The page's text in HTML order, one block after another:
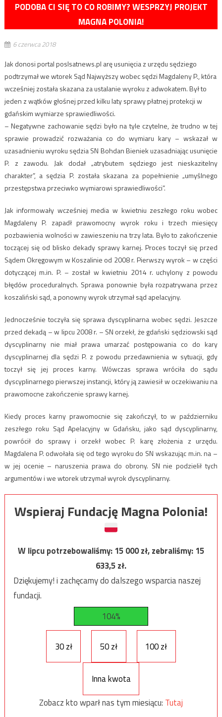
PODOBA CI SIĘ TO CO ROBIMY? WESPRZYJ PROJEKT
MAGNA POLONIA!
6 czerwca 2018
Jak donosi portal poslsatnews.pl arę usunięcia z urzędu sędziego
podtrzymał we wtorek Sąd Najwyższy wobec sędzi Magdaleny P., która
wcześniej została skazana za ustalanie wyroku z adwokatem. Był to
jeden z wątków głośnej przed kilku laty sprawy płatnej protekcji w
gdańskim wymiarze sprawiedliwości.
– Negatywne zachowanie sędzi było na tyle czytelne, że trudno w tej
sprawie prowadzić rozważania co do wymiaru kary – wskazał w
uzasadnieniu wyroku sędzia SN Bohdan Bieniek uzasadniając usunięcie
P. z zawodu. Jak dodał „atrybutem sędziego jest nieskazitelny
charakter”, a sędzia P. została skazana za popełnienie „umyślnego
przestępstwa przeciwko wymiarowi sprawiedliwości”.
Jak informowały wcześniej media w kwietniu zeszłego roku wobec
Magdaleny P. zapadł prawomocny wyrok roku i trzech miesięcy
pozbawienia wolności w zawieszeniu na trzy lata. Było to zakończenie
toczącej się od blisko dekady sprawy karnej. Proces toczył się przed
Sądem Okręgowym w Koszalinie od 2008 r. Pierwszy wyrok – w części
dotyczącej m.in. P. – został w kwietniu 2014 r. uchylony z powodu
błędów proceduralnych. Sprawa ponownie była rozpatrywana przez
koszaliński sąd, a ponowny wyrok utrzymał sąd apelacyjny.
Jednocześnie toczyła się sprawa dyscyplinarna wobec sędzi. Jeszcze
przed dekadą – w lipcu 2008 r. – SN orzekł, że gdański sędziowski sąd
dyscyplinarny nie miał prawa umarzać postępowania co do kary
dyscyplinarnej dla sędzi P. z powodu przedawnienia w sytuacji, gdy
toczył się jej proces karny. Wówczas sprawa wróciła do sądu
dyscyplinarnego pierwszej instancji, który ją zawiesił w oczekiwaniu na
prawomocne zakończenie sprawy karnej.
Kiedy proces karny prawomocnie się zakończył, to w październiku
zeszłego roku Sąd Apelacyjny w Gdańsku, jako sąd dyscyplinarny,
powrócił do sprawy i orzekł wobec P. karę złożenia z urzędu.
Magdalena P. odwołała się od tego wyroku do SN wskazując m.in. na –
w jej ocenie – naruszenia prawa do obrony. SN nie podzielił tych
argumentów i we wtorek utrzymał wyrok dyscyplinarny.
Wspieraj Fundację Magna Polonia!
W lipcu potrzebowaliśmy:15 000zł, zebraliśmy:15
633,5zł.
Dziękujemy! i zachęcamy do dalszego wsparcia naszej
fundacji.
104%
30 zł 50 zł 100 zł
Inna kwota
Zobacz kto wparł nas tym miesiącu: Tutaj